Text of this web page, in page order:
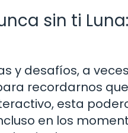
sin ti
y desafíos, a
recordarnos
esta
en los